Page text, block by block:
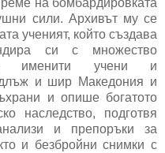
на бомбардировката
сили. Архивът му се
ученият, който създава
си с множество
именити учени и
и шир Македония и
и опише богатото
наследство, подготвя
и препоръки за
и безбройни снимки с